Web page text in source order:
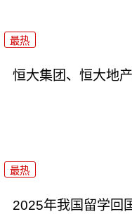
最热
恒大集团、恒大地
最热
2025年我国留学回